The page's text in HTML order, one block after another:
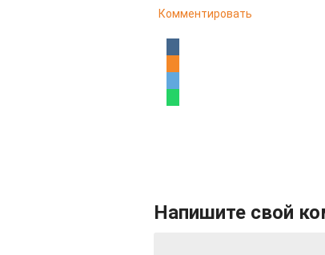
Комментировать
Напишите свой